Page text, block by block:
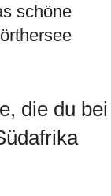
schöne
die du bei